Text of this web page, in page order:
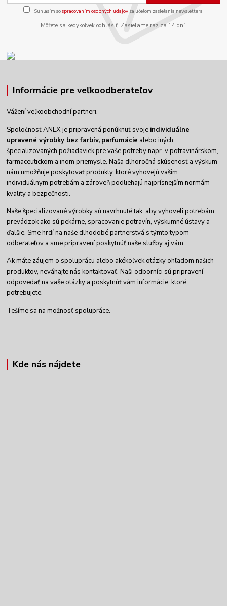
Súhlasím sospracovaním osobných údajov za účelom zasielania newslettera.
Môžete sa kedykoľvek odhlásiť. Zasielame raz za 14 dní.
Informácie pre veľkoodberateľov
Vážení veľkoobchodní partneri,
Spoločnosť ANEX je pripravená ponúknuť svoje individuálne
upravené výrobky bez farbív, parfumácie alebo iných
špecializovaných požiadaviek pre vaše potreby napr. v potravinárskom,
farmaceutickom a inom priemysle. Naša dlhoročná skúsenosť a výskum
nám umožňuje poskytovať produkty, ktoré vyhovejú vašim
individuálnym potrebám a zároveň podliehajú najprísnejším normám
kvality a bezpečnosti.
Naše špecializované výrobky sú navrhnuté tak, aby vyhoveli potrebám
prevádzok ako sú pekárne, spracovanie potravín, výskumné ústavy a
ďalšie. Sme hrdí na naše dlhodobé partnerstvá s týmto typom
odberateľov a sme pripravení poskytnúť naše služby aj vám.
Ak máte záujem o spoluprácu alebo akékoľvek otázky ohľadom našich
produktov, neváhajte nás kontaktovať. Naši odborníci sú pripravení
odpovedať na vaše otázky a poskytnúť vám informácie, ktoré
potrebujete.
Tešíme sa na možnosť spolupráce.
Kde nás nájdete